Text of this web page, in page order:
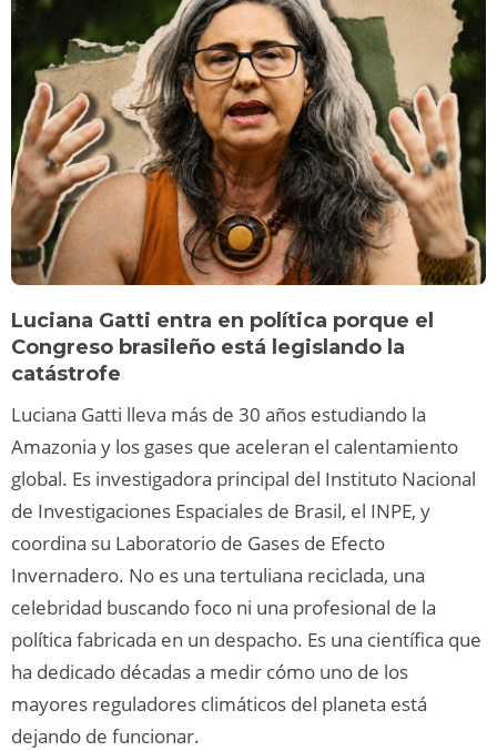
Luciana Gatti entra en política porque el
Congreso brasileño está legislando la
catástrofe
Luciana Gatti lleva más de 30 años estudiando la
Amazonia y los gases que aceleran el calentamiento
global. Es investigadora principal del Instituto Nacional
de Investigaciones Espaciales de Brasil, el INPE, y
coordina su Laboratorio de Gases de Efecto
Invernadero. No es una tertuliana reciclada, una
celebridad buscando foco ni una profesional de la
política fabricada en un despacho. Es una científica que
ha dedicado décadas a medir cómo uno de los
mayores reguladores climáticos del planeta está
dejando de funcionar.